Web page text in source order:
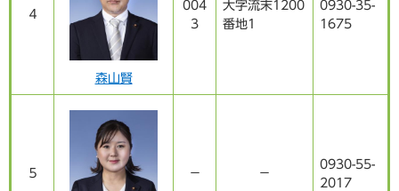
４
森山賢
004
3
大字流末1200
番地1
0930-35-
1675
５ － －
0930-55-
2017